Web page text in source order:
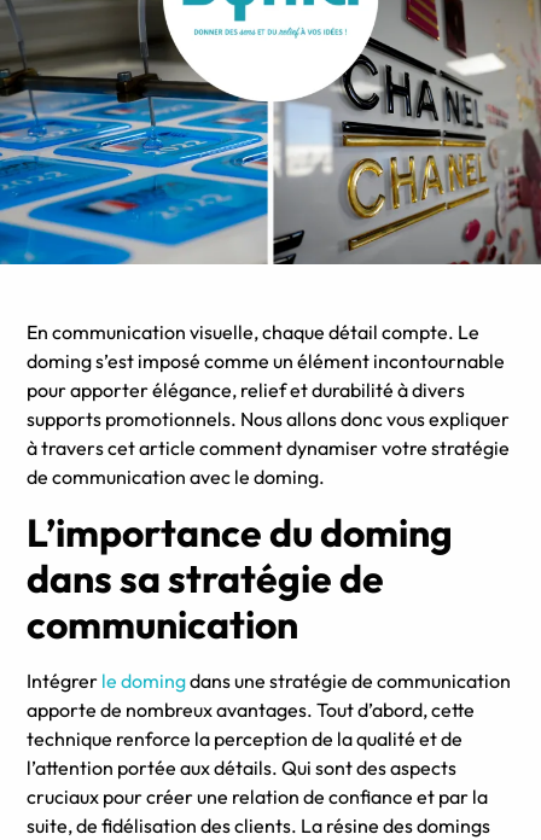
En communication visuelle, chaque détail compte. Le
doming s’est imposé comme un élément incontournable
pour apporter élégance, relief et durabilité à divers
supports promotionnels. Nous allons donc vous expliquer
à travers cet article comment dynamiser votre stratégie
de communication avec le doming.
L’importance du doming
dans sa stratégie de
communication
Intégrer le domingdans une stratégie de communication
apporte de nombreux avantages. Tout d’abord, cette
technique renforce la perception de la qualité et de
l’attention portée aux détails. Qui sont des aspects
cruciaux pour créer une relation de confiance et par la
suite, de fidélisation des clients. La résine des domings